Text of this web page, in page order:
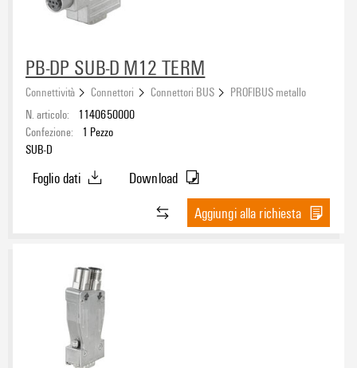
PB-DP SUB-D M12 TERM
Connettività Connettori Connettori BUS
PROFIBUS metallo
N. articolo:
1140650000
Confezione:
1 Pezzo
SUB-D
Foglio dati
Download
Aggiungi alla richiesta